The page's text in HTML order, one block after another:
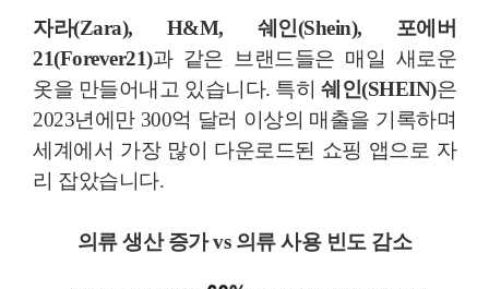
자라(Zara), H&M, 쉐인(Shein), 포에버
21(Forever21)과 같은 브랜드들은 매일 새로운
옷을 만들어내고 있습니다. 특히 쉐인(SHEIN)은
2023년에만 300억 달러 이상의 매출을 기록하며
세계에서 가장 많이 다운로드된 쇼핑 앱으로 자
리 잡았습니다.
의류 생산 증가 vs 의류 사용 빈도 감소